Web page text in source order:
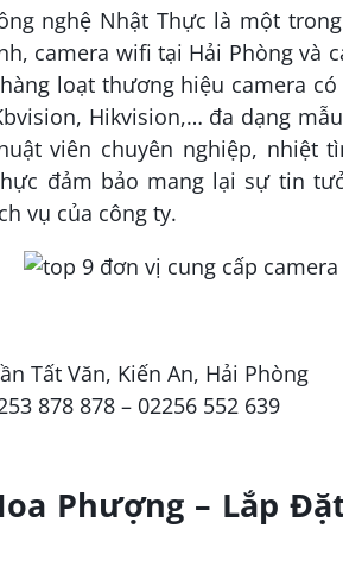
nghệ Nhật Thực là một
camera wifi tại Hải Phòng và
loạt thương hiệu camera
Hikvision,… đa dạng
viên chuyên nghiệp, nhiệt
đảm bảo mang lại sự tin
vụ của công ty.
Tất Văn, Kiến An, Hải Phòng
878 878 – 02256 552 639
Phượng – Lắp